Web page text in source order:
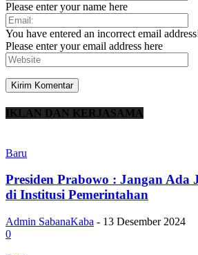
Please enter your name here
You have entered an incorrect email
Please enter your email address here
IKLAN DAN KERJASAMA
Baru
Presiden Prabowo : Jangan
di Institusi Pemerintahan
Admin SabanaKaba - 13 Desember 2024
0